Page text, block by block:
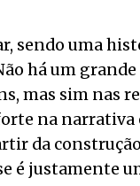
sendo uma
há um
mas sim nas
na
da
é justamente